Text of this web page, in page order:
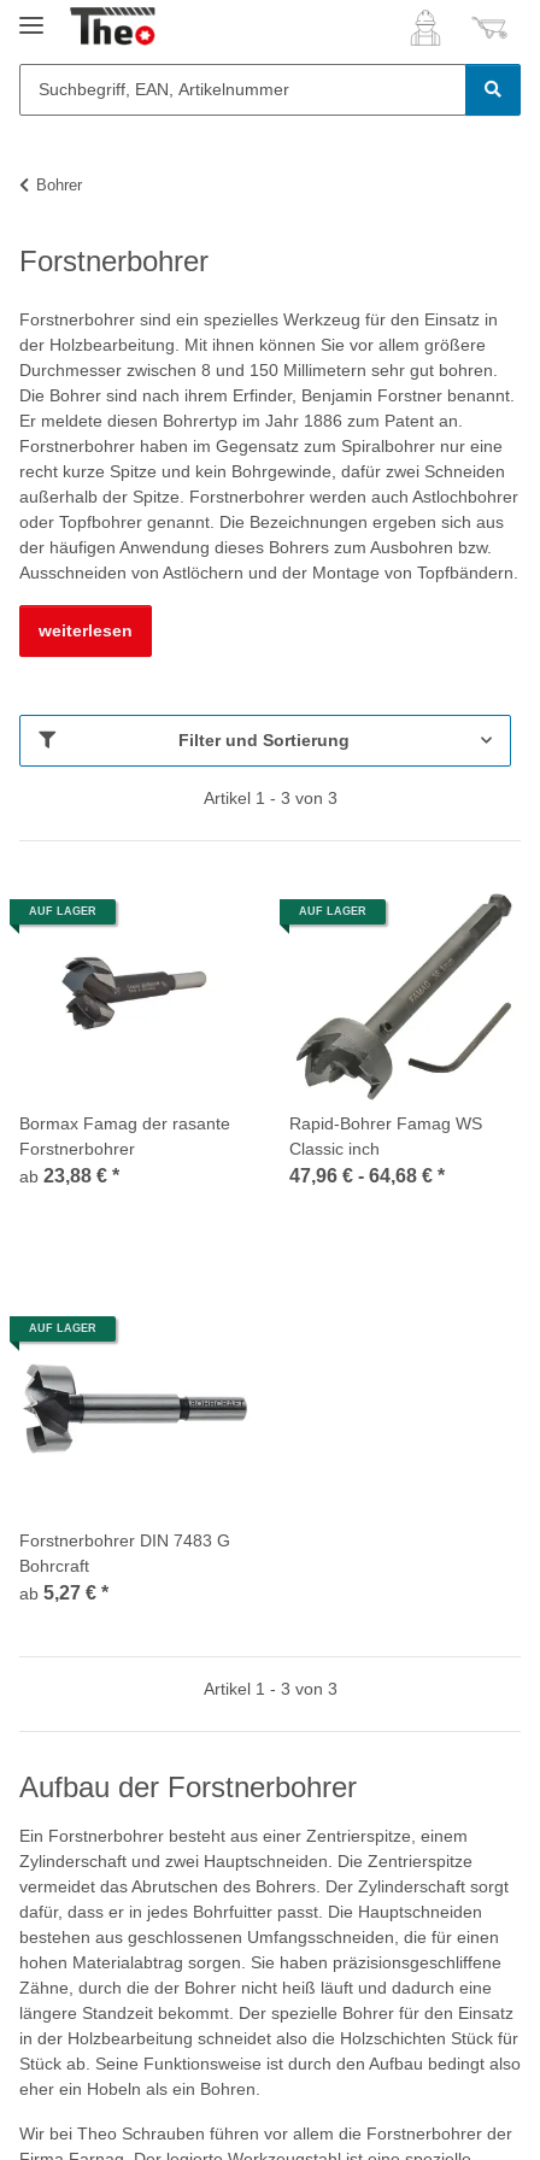
Bohrer
Forstnerbohrer
Forstnerbohrer sind ein spezielles Werkzeug für den Einsatz in
der Holzbearbeitung. Mit ihnen können Sie vor allem größere
Durchmesser zwischen 8 und 150 Millimetern sehr gut bohren.
Die Bohrer sind nach ihrem Erfinder, Benjamin Forstner benannt.
Er meldete diesen Bohrertyp im Jahr 1886 zum Patent an.
Forstnerbohrer haben im Gegensatz zum Spiralbohrer nur eine
recht kurze Spitze und kein Bohrgewinde, dafür zwei Schneiden
außerhalb der Spitze. Forstnerbohrer werden auch Astlochbohrer
oder Topfbohrer genannt. Die Bezeichnungen ergeben sich aus
der häufigen Anwendung dieses Bohrers zum Ausbohren bzw.
Ausschneiden von Astlöchern und der Montage von Topfbändern.
weiterlesen
Filter und Sortierung
Artikel 1 - 3 von 3
AUF LAGER
Bormax Famag der rasante
Forstnerbohrer
ab 23,88 € *
AUF LAGER
Rapid-Bohrer Famag WS
Classic inch
47,96 € - 64,68 € *
AUF LAGER
Forstnerbohrer DIN 7483 G
Bohrcraft
ab 5,27 € *
Artikel 1 - 3 von 3
Aufbau der Forstnerbohrer
Ein Forstnerbohrer besteht aus einer Zentrierspitze, einem
Zylinderschaft und zwei Hauptschneiden. Die Zentrierspitze
vermeidet das Abrutschen des Bohrers. Der Zylinderschaft sorgt
dafür, dass er in jedes Bohrfuitter passt. Die Hauptschneiden
bestehen aus geschlossenen Umfangsschneiden, die für einen
hohen Materialabtrag sorgen. Sie haben präzisionsgeschliffene
Zähne, durch die der Bohrer nicht heiß läuft und dadurch eine
längere Standzeit bekommt. Der spezielle Bohrer für den Einsatz
in der Holzbearbeitung schneidet also die Holzschichten Stück für
Stück ab. Seine Funktionsweise ist durch den Aufbau bedingt also
eher ein Hobeln als ein Bohren.
Wir bei Theo Schrauben führen vor allem die Forstnerbohrer der